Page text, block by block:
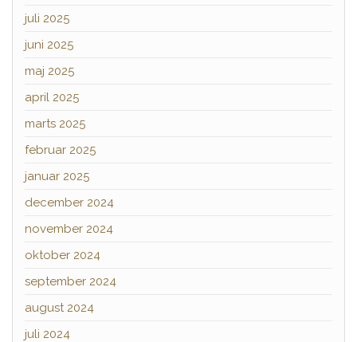
juli 2025
juni 2025
maj 2025
april 2025
marts 2025
februar 2025
januar 2025
december 2024
november 2024
oktober 2024
september 2024
august 2024
juli 2024